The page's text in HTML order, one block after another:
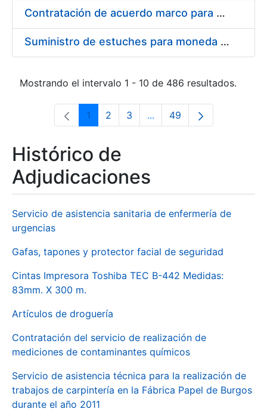
Contratación de acuerdo marco para el Suministro de Material de Electricidad para la Fábrica Nacional de Moneda y Timbre-Real Casa de la Moneda en su centro de trabajo de Burgos
Suministro de estuches para moneda de 30 €
Mostrando el intervalo 1 - 10 de 486 resultados.
Página
1 Página
2 Página
3 ...Páginas intermedias Use
Página
49
Histórico de
Adjudicaciones
Servicio de asistencia sanitaria de enfermería de
urgencias
Gafas, tapones y protector facial de seguridad
Cintas Impresora Toshiba TEC B-442 Medidas:
83mm. X 300 m.
Artículos de droguería
Contratación del servicio de realización de
mediciones de contaminantes químicos
Servicio de asistencia técnica para la realización de
trabajos de carpintería en la Fábrica Papel de Burgos
durante el año 2011